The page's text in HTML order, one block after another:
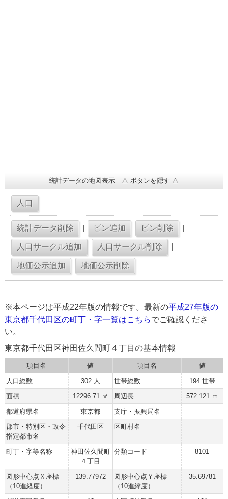
統計データの地図表示 △ ボタンを隠す △
※本ページは平成22年版の情報です。最新の平成27年版の
東京都千代田区の町丁・字一覧はこちらでご確認くださ
い。
東京都千代田区神田佐久間町４丁目の基本情報
項目名 値 項目名
値
人口総数
302 人 世帯総数
194 世帯
面積
12296.71 ㎡ 周辺長
572.121 ｍ
都道府県名
東京都
支庁・振興局名
郡市・特別区・政令
指定都市名
千代田区 区町村名
町丁・字等名称
神田佐久間町
４丁目
分類コード 8101
図形中心点Ｘ座標
（10進経度）
139.77972
図形中心点Ｙ座標
（10進緯度）
35.69781